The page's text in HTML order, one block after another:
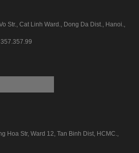
Str., Cat Linh Ward., Dong Da Dist., Hanoi.,
Hoa Str, Ward 12, Tan Binh Dist, HCMC.,